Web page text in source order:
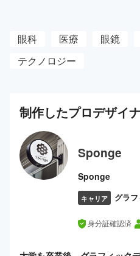
眼科 医療 眼鏡
テクノロジー
制作したプロデザイ
Sponge
Sponge
キャリア グラ
身分証確認済